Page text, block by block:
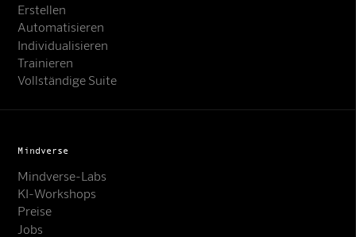
Erstellen
Automatisieren
Individualisieren
Trainieren
Vollständige Suite
Mindverse
Mindverse-Labs
KI-Workshops
Preise
Jobs